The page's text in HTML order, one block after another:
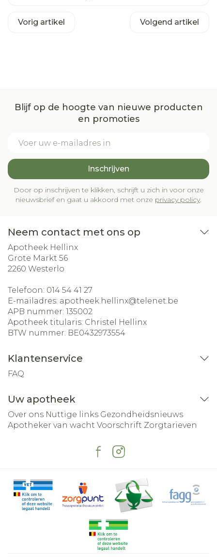
Vorig artikel Volgend artikel
Blijf op de hoogte van nieuwe producten
en promoties
Inschrijven
Door op inschrijven te klikken, schrijft u zich in voor onze
nieuwsbrief en gaat u akkoord met onze privacy policy.
Neem contact met ons op
Apotheek Hellinx
Grote Markt 56
2260 Westerlo
Telefoon: 014 54 41 27
E-mailadres: apotheek.hellinx@telenet.be
APB nummer: 135002
Apotheek titularis: Christel Hellinx
BTW nummer: BE0432973554
Klantenservice
FAQ
Uw apotheek
Over ons Nuttige links Gezondheidsnieuws
Apotheker van wacht Voorschrift Zorgtarieven